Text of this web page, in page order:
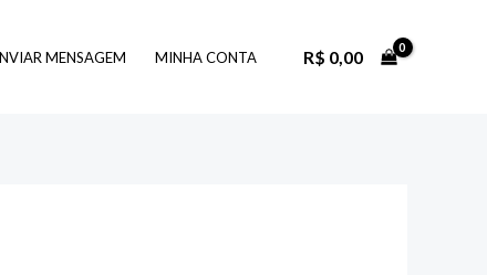
MENSAGEM MINHA CONTA R$ 0,00